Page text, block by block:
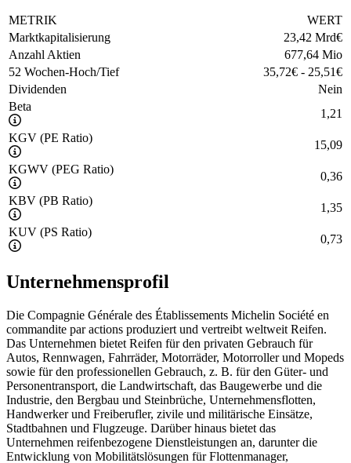
METRIK
WERT
Marktkapitalisierung
23,42 Mrd€
Anzahl Aktien
677,64 Mio
52 Wochen-Hoch/Tief
35,72€ - 25,51€
Dividenden
Nein
Beta
1,21
KGV (PE Ratio)
15,09
KGWV (PEG Ratio)
0,36
KBV (PB Ratio)
1,35
KUV (PS Ratio)
0,73
Unternehmensprofil
Die Compagnie Générale des Établissements Michelin Société en
commandite par actions produziert und vertreibt weltweit Reifen.
Das Unternehmen bietet Reifen für den privaten Gebrauch für
Autos, Rennwagen, Fahrräder, Motorräder, Motorroller und Mopeds
sowie für den professionellen Gebrauch, z. B. für den Güter- und
Personentransport, die Landwirtschaft, das Baugewerbe und die
Industrie, den Bergbau und Steinbrüche, Unternehmensflotten,
Handwerker und Freiberufler, zivile und militärische Einsätze,
Stadtbahnen und Flugzeuge. Darüber hinaus bietet das
Unternehmen reifenbezogene Dienstleistungen an, darunter die
Entwicklung von Mobilitätslösungen für Flottenmanager,